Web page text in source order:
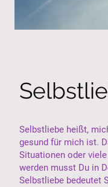
Selbstliebe heißt,
gesund für mich ist.
Situationen oder
werden musst Du in
Selbstliebe bedeutet